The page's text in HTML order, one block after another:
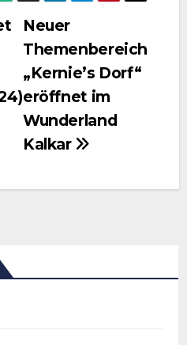
Neuer
Themenbereich
„Kernie’s Dorf“
eröffnet im
Wunderland
Kalkar